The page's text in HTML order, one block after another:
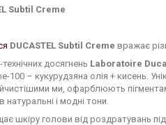
Subtil Creme
DUCASTEL Subtil Creme вражає
досягнень Laboratoire
100 – кукурудзяна олія + кисень.
ми, офарблюють
і модні тони.
шкіру голови від роздратувань